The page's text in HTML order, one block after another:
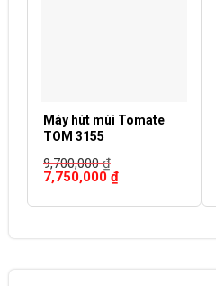
Máy hút mùi Tomate
TOM 3155
9,700,000₫
Giá
gốc
là:
7,750,000 ₫Giá
tại